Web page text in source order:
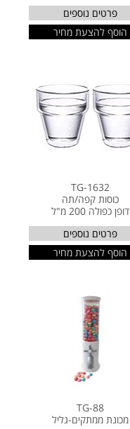
פרטים נוספים
הוסף להצעת מחיר
TG-1632
כוסות קפה/תה
דופן כפולה 200 מ"ל
פרטים נוספים
הוסף להצעת מחיר
TG-88
מכונת ממתקים-גליל